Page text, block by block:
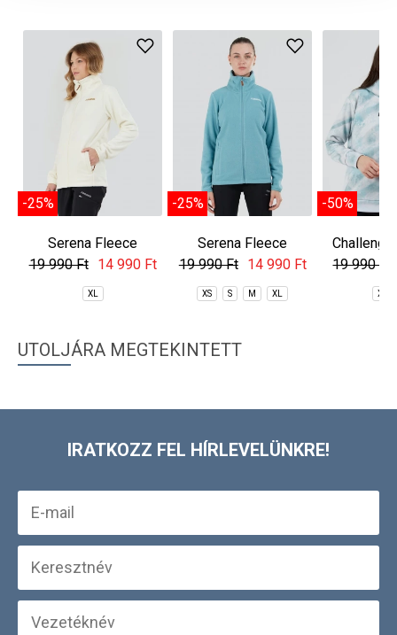
-25%
Serena Fleece
Jacket
19 990 Ft 14 990 Ft
XL
-25%
Serena Fleece
Jacket
19 990 Ft 14 990 Ft
XS S M XL
-50%
19 990 Ft
XS
UTOLJÁRA MEGTEKINTETT
IRATKOZZ FEL HÍRLEVELÜNKRE!